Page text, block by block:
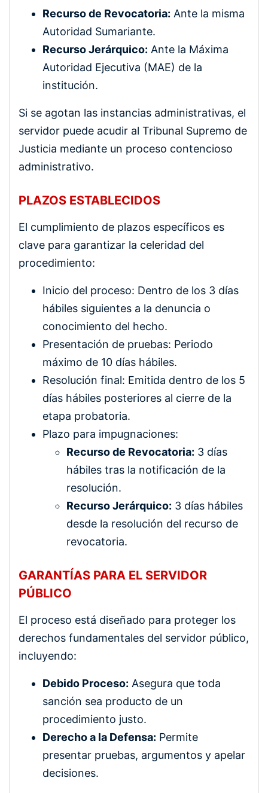
Recurso de Revocatoria: Ante la misma
Autoridad Sumariante.
Recurso Jerárquico: Ante la Máxima
Autoridad Ejecutiva (MAE) de la
institución.
Si se agotan las instancias administrativas, el
servidor puede acudir al Tribunal Supremo de
Justicia mediante un proceso contencioso
administrativo.
PLAZOS ESTABLECIDOS
El cumplimiento de plazos específicos es
clave para garantizar la celeridad del
procedimiento:
Inicio del proceso: Dentro de los 3 días
hábiles siguientes a la denuncia o
conocimiento del hecho.
Presentación de pruebas: Periodo
máximo de 10 días hábiles.
Resolución final: Emitida dentro de los 5
días hábiles posteriores al cierre de la
etapa probatoria.
Plazo para impugnaciones:
Recurso de Revocatoria: 3 días
hábiles tras la notificación de la
resolución.
Recurso Jerárquico: 3 días hábiles
desde la resolución del recurso de
revocatoria.
GARANTÍAS PARA EL SERVIDOR
PÚBLICO
El proceso está diseñado para proteger los
derechos fundamentales del servidor público,
incluyendo:
Debido Proceso: Asegura que toda
sanción sea producto de un
procedimiento justo.
Derecho a la Defensa: Permite
presentar pruebas, argumentos y apelar
decisiones.